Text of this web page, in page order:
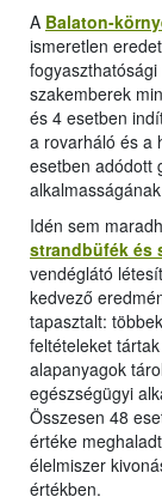
A Balaton-
ismeretlen
szakemberek
és 4 esetben
a rovarháló és a
esetben adódott
Idén sem
strandbüfék és
vendéglátó
kedvező
tapasztalt:
feltételeket
alapanyagok
egészségügyi
Összesen 48
értéke
élelmiszer
értékben.